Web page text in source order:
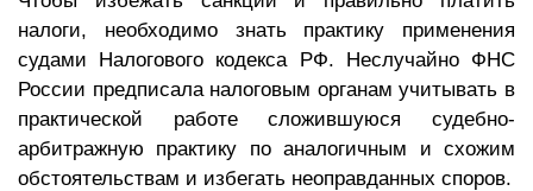
налоги, необходимо знать практику применения
судами Налогового кодекса РФ. Неслучайно ФНС
России предписала налоговым органам учитывать в
практической работе сложившуюся судебно-
арбитражную практику по аналогичным и схожим
обстоятельствам и избегать неоправданных споров.